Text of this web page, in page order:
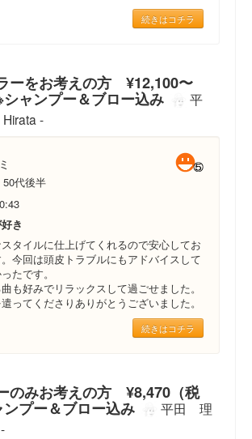
続きはコチラ
ーをお考えの方 ¥12,100〜
ャンプー＆ブロー込み
平
-
50代後半
き
タイルに仕上げてくれるので安心してお
今回は頭皮トラブルにもアドバイスして
たです。
も好みでリラックスして過ごせました。
ってくださりありがとうございました。
続きはコチラ
のみお考えの方 ¥8,470（税
プー＆ブロー込み
平田 理